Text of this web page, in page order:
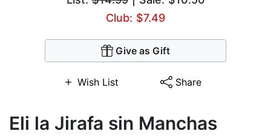
Club: $7.49
Give as Gift
Wish List Share
Eli la Jirafa sin Manchas